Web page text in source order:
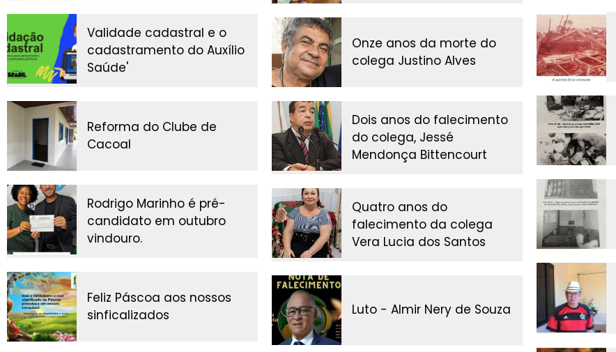
Validade cadastral e o
cadastramento do Auxílio
Saúde'
Reforma do Clube de
Cacoal
Rodrigo Marinho é pré-
candidato em outubro
vindouro.
Feliz Páscoa aos nossos
sinficalizados
Onze anos da morte do
colega Justino Alves
Dois anos do falecimento
do colega, Jessé
Mendonça Bittencourt
Quatro anos do
falecimento da colega
Vera Lucia dos Santos
Luto - Almir Nery de Souza